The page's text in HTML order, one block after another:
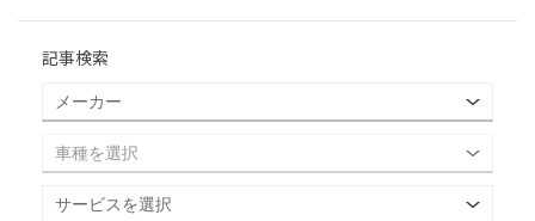
記事検索